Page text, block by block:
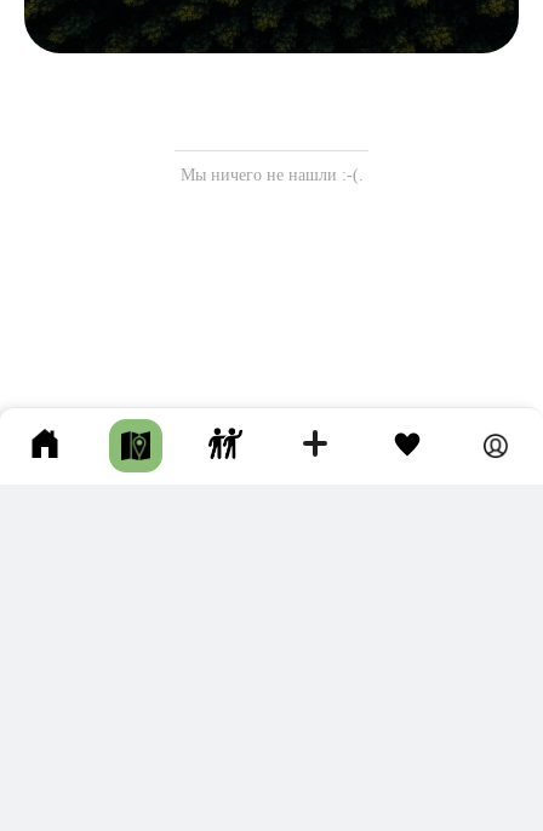
Мы ничего не нашли :-(.